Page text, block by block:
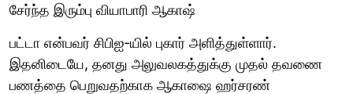
சேர்ந்த இரும்பு வியாபாரி ஆகாஷ்
பட்டா என்பவர் சிபிஐ-யில் புகார் அளித்துள்ளார்.
இதனிடையே, தனது அலுவலகத்துக்கு முதல் தவணை
பணத்தை பெறுவதற்காக ஆகாஷை ஹர்சரண்